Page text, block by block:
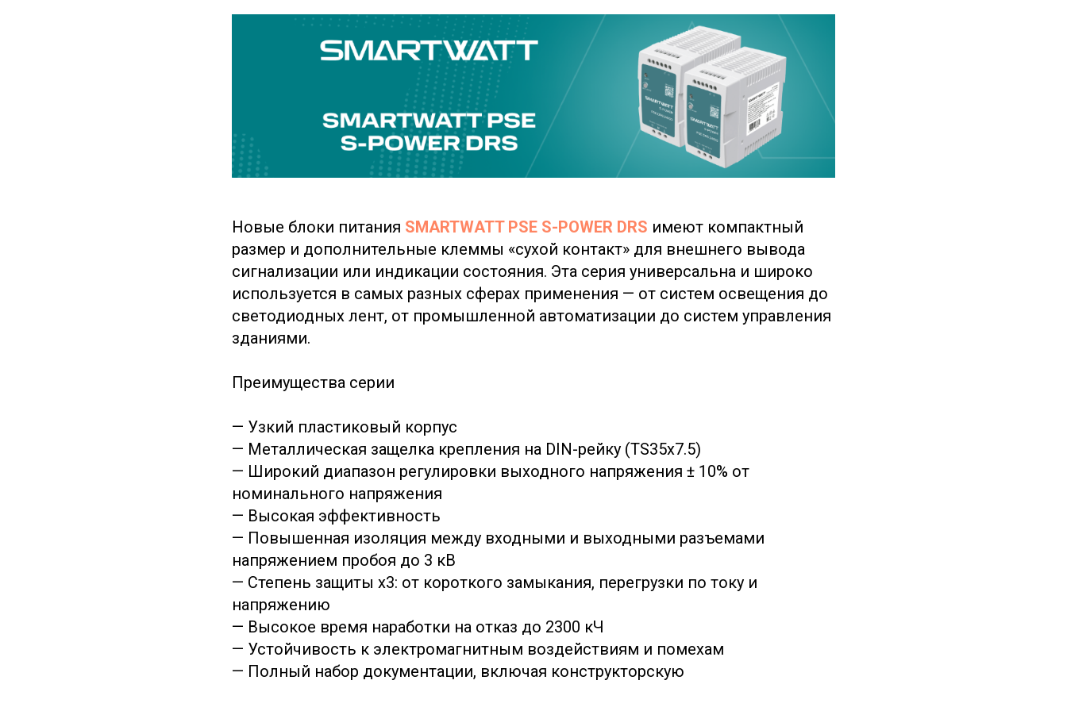
Новые блоки питания SMARTWATT PSE S-POWER DRS имеют компактный
размер и дополнительные клеммы «сухой контакт» для внешнего вывода
сигнализации или индикации состояния. Эта серия универсальна и широко
используется в самых разных сферах применения — от систем освещения до
светодиодных лент, от промышленной автоматизации до систем управления
зданиями.
Преимущества серии
— Узкий пластиковый корпус
— Металлическая защелка крепления на DIN-рейку (TS35x7.5)
— Широкий диапазон регулировки выходного напряжения ± 10% от
номинального напряжения
— Высокая эффективность
— Повышенная изоляция между входными и выходными разъемами
напряжением пробоя до 3 кВ
— Степень защиты х3: от короткого замыкания, перегрузки по току и
напряжению
— Высокое время наработки на отказ до 2300 кЧ
— Устойчивость к электромагнитным воздействиям и помехам
— Полный набор документации, включая конструкторскую